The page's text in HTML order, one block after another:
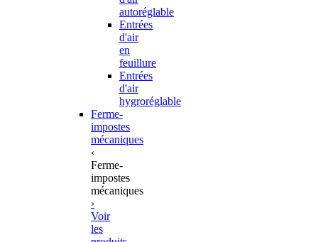
autoréglable
Entrées
d'air
en
feuillure
Entrées
d'air
hygroréglable
Ferme-
impostes
mécaniques
‹
Ferme-
impostes
mécaniques
›
Voir
les